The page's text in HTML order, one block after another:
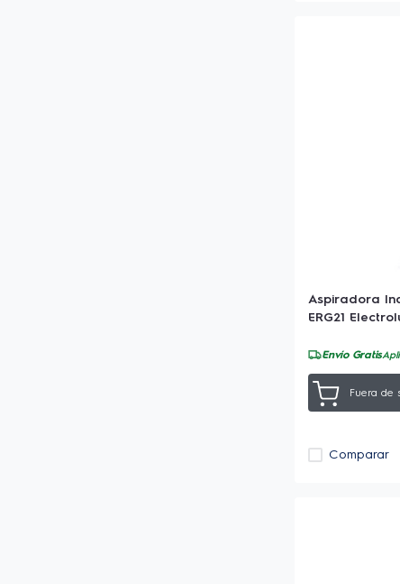
Aspiradora
ERG21
Envío Gratis
Fuera de
Comparar